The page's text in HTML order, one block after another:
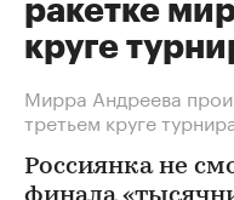
ракетке
круге
Мирра Андреева
третьем круге
Россиянка не